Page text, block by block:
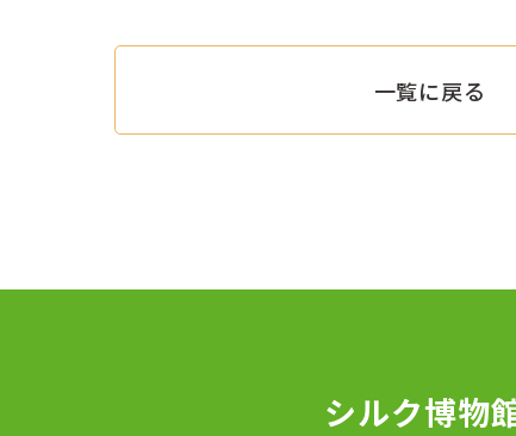
一覧に戻る
シルク博物